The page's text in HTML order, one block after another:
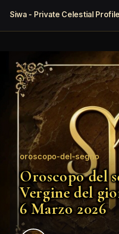
Siwa - Private Celestial
oroscopo-del-segno
Oroscopo del
Vergine del
6 Marzo 2026